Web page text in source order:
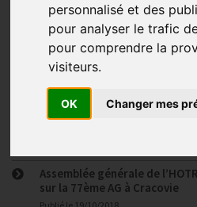
personnalisé et des
pour analyser le trafic
pour comprendre la
visiteurs.
OK Changer mes
HOTREC
Assemblée générale de
Retour sur la 78ème AG à
Publié le16/05/2019
Assemblée générale de
sur la 77ème AG à Cracovie